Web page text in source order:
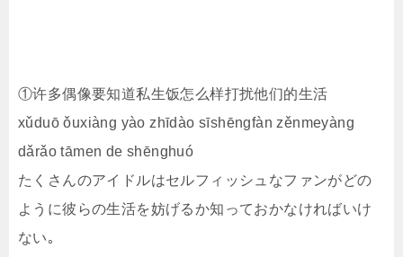
①许多偶像要知道私生饭怎么样打扰他们的生活
xǔduō ǒuxiàng yào zhīdào sīshēngfàn zěnmeyàng
dǎrǎo tāmen de shēnghuó
たくさんのアイドルはセルフィッシュなファンがどの
ように彼らの生活を妨げるか知っておかなければいけ
ない｡